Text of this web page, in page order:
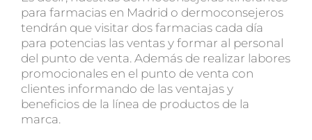
para farmacias en Madrid o dermoconsejeros
tendrán que visitar dos farmacias cada día
para potencias las ventas y formar al personal
del punto de venta. Además de realizar labores
promocionales en el punto de venta con
clientes informando de las ventajas y
beneficios de la línea de productos de la
marca.